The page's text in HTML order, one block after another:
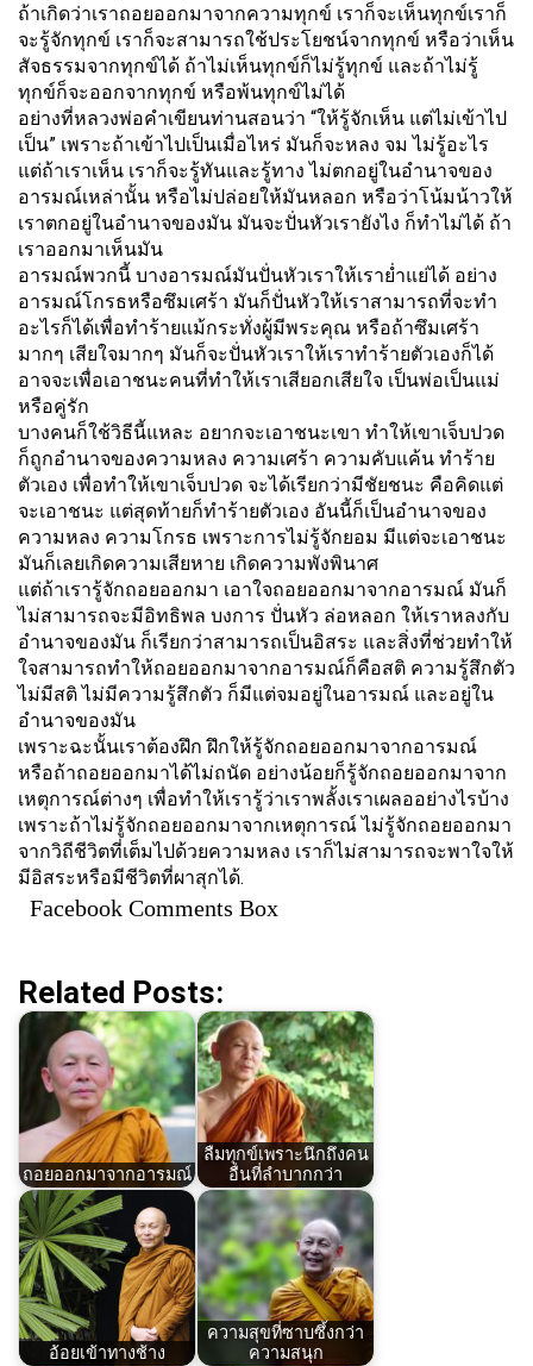
ถ้าเกิดว่าเราถอยออกมาจากความทุกข์ เราก็จะเห็นทุกข์เราก็
จะรู้จักทุกข์ เราก็จะสามารถใช้ประโยชน์จากทุกข์ หรือว่าเห็น
สัจธรรมจากทุกข์ได้ ถ้าไม่เห็นทุกข์ก็ไม่รู้ทุกข์ และถ้าไม่รู้
ทุกข์ก็จะออกจากทุกข์ หรือพ้นทุกข์ไม่ได้
อย่างที่หลวงพ่อคำเขียนท่านสอนว่า “ให้รู้จักเห็น แต่ไม่เข้าไป
เป็น” เพราะถ้าเข้าไปเป็นเมื่อไหร่ มันก็จะหลง จม ไม่รู้อะไร
แต่ถ้าเราเห็น เราก็จะรู้ทันและรู้ทาง ไม่ตกอยู่ในอำนาจของ
อารมณ์เหล่านั้น หรือไม่ปล่อยให้มันหลอก หรือว่าโน้มน้าวให้
เราตกอยู่ในอำนาจของมัน มันจะปั่นหัวเรายังไง ก็ทำไม่ได้ ถ้า
เราออกมาเห็นมัน
อารมณ์พวกนี้ บางอารมณ์มันปั่นหัวเราให้เราย่ำแย่ได้ อย่าง
อารมณ์โกรธหรือซึมเศร้า มันก็ปั่นหัวให้เราสามารถที่จะทำ
อะไรก็ได้เพื่อทำร้ายแม้กระทั่งผู้มีพระคุณ หรือถ้าซึมเศร้า
มากๆ เสียใจมากๆ มันก็จะปั่นหัวเราให้เราทำร้ายตัวเองก็ได้
อาจจะเพื่อเอาชนะคนที่ทำให้เราเสียอกเสียใจ เป็นพ่อเป็นแม่
หรือคู่รัก
บางคนก็ใช้วิธีนี้แหละ อยากจะเอาชนะเขา ทำให้เขาเจ็บปวด
ก็ถูกอำนาจของความหลง ความเศร้า ความคับแค้น ทำร้าย
ตัวเอง เพื่อทำให้เขาเจ็บปวด จะได้เรียกว่ามีชัยชนะ คือคิดแต่
จะเอาชนะ แต่สุดท้ายก็ทำร้ายตัวเอง อันนี้ก็เป็นอำนาจของ
ความหลง ความโกรธ เพราะการไม่รู้จักยอม มีแต่จะเอาชนะ
มันก็เลยเกิดความเสียหาย เกิดความพังพินาศ
แต่ถ้าเรารู้จักถอยออกมา เอาใจถอยออกมาจากอารมณ์ มันก็
ไม่สามารถจะมีอิทธิพล บงการ ปั่นหัว ล่อหลอก ให้เราหลงกับ
อำนาจของมัน ก็เรียกว่าสามารถเป็นอิสระ และสิ่งที่ช่วยทำให้
ใจสามารถทำให้ถอยออกมาจากอารมณ์ก็คือสติ ความรู้สึกตัว
ไม่มีสติ ไม่มีความรู้สึกตัว ก็มีแต่จมอยู่ในอารมณ์ และอยู่ใน
อำนาจของมัน
เพราะฉะนั้นเราต้องฝึก ฝึกให้รู้จักถอยออกมาจากอารมณ์
หรือถ้าถอยออกมาได้ไม่ถนัด อย่างน้อยก็รู้จักถอยออกมาจาก
เหตุการณ์ต่างๆ เพื่อทำให้เรารู้ว่าเราพลั้งเราเผลออย่างไรบ้าง
เพราะถ้าไม่รู้จักถอยออกมาจากเหตุการณ์ ไม่รู้จักถอยออกมา
จากวิถีชีวิตที่เต็มไปด้วยความหลง เราก็ไม่สามารถจะพาใจให้
มีอิสระหรือมีชีวิตที่ผาสุกได้.
Facebook Comments Box
Related Posts:
ถอยออกมาจากอารมณ์
ลืมทุกข์เพราะนึกถึงคน
อื่นที่ลำบากกว่า
อ้อยเข้าทางช้าง
ความสุขที่ซาบซึ้งกว่า
ความสนุก